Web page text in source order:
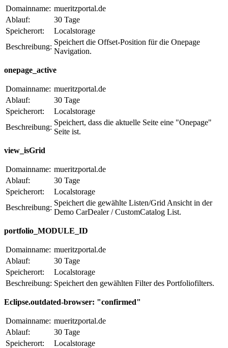
Domainname: mueritzportal.de
Ablauf:
30 Tage
Speicherort:
Localstorage
Beschreibung:
Speichert die Offset-Position für die Onepage
Navigation.
onepage_active
Domainname: mueritzportal.de
Ablauf:
30 Tage
Speicherort:
Localstorage
Beschreibung:
Speichert, dass die aktuelle Seite eine "Onepage"
Seite ist.
view_isGrid
Domainname: mueritzportal.de
Ablauf:
30 Tage
Speicherort:
Localstorage
Beschreibung:
Speichert die gewählte Listen/Grid Ansicht in der
Demo CarDealer / CustomCatalog List.
portfolio_MODULE_ID
Domainname: mueritzportal.de
Ablauf:
30 Tage
Speicherort:
Localstorage
Beschreibung: Speichert den gewählten Filter des Portfoliofilters.
Eclipse.outdated-browser: "confirmed"
Domainname: mueritzportal.de
Ablauf:
30 Tage
Speicherort:
Localstorage